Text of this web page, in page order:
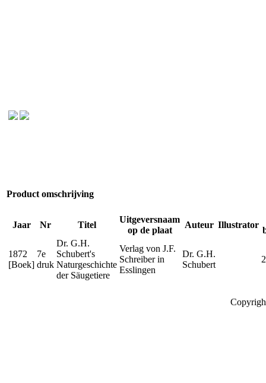
Product omschrijving
Jaar Nr Titel
Uitgeversnaam
op de plaat
Auteur Illustrator
1872
[Boek]
7e
druk
Dr. G.H.
Schubert's
Naturgeschichte
der Säugetiere
Verlag von J.F.
Schreiber in
Esslingen
Dr. G.H.
Schubert